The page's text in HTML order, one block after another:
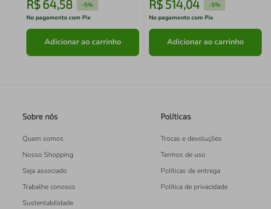
R$ 64,58 -5%
No pagamento com Pix
Adicionar ao carrinho
R$ 514,04 -5%
No pagamento com Pix
Adicionar ao carrinho
Sobre nós
Quem somos
Nosso Shopping
Seja associado
Trabalhe conosco
Sustentabilidade
Políticas
Trocas e devoluções
Termos de uso
Políticas de entrega
Política de privacidade